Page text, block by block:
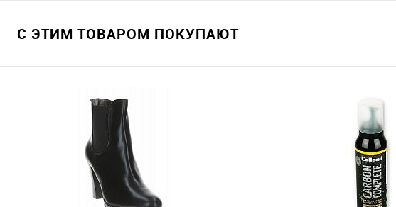
С ЭТИМ ТОВАРОМ ПОКУПАЮТ